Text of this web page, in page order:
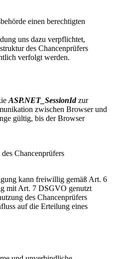
einen berechtigten
uns dazu verpflichtet,
des Chancenprüfers
verfolgt werden.
ASP.NET_SessionIdzur
zwischen Browser und
gültig, bis der Browser
Chancenprüfers
kann freiwillig gemäß Art. 6
mit Art. 7 DSGVO genutzt
des Chancenprüfers
auf die Erteilung eines